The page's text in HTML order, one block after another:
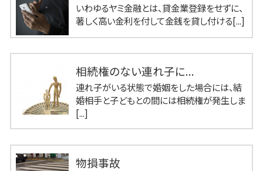
いわゆるヤミ金融とは、貸金業登録をせずに、
著しく高い金利を付して金銭を貸し付ける[...]
相続権のない連れ子に...
連れ子がいる状態で婚姻をした場合には、結
婚相手と子どもとの間には相続権が発生しま
[...]
物損事故